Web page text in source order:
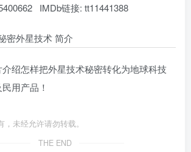
IMDb链接: tt11441388
密外星技术 简介
绍怎样把外星技术秘密转化为地球科技
用产品！
未经允许请勿转载。
THE END